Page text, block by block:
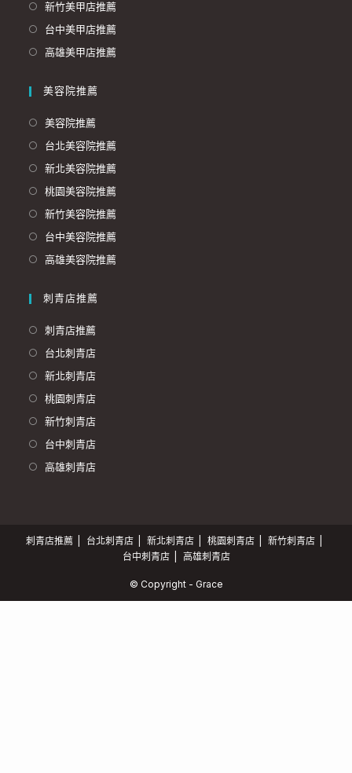
新竹美甲店推薦
台中美甲店推薦
高雄美甲店推薦
美容院推薦
美容院推薦
台北美容院推薦
新北美容院推薦
桃園美容院推薦
新竹美容院推薦
台中美容院推薦
高雄美容院推薦
刺青店推薦
刺青店推薦
台北刺青店
新北刺青店
桃園刺青店
新竹刺青店
台中刺青店
高雄刺青店
刺青店推薦 台北刺青店 新北刺青店 桃園刺青店
新竹刺青店
台中刺青店
高雄刺青店
© Copyright - Grace